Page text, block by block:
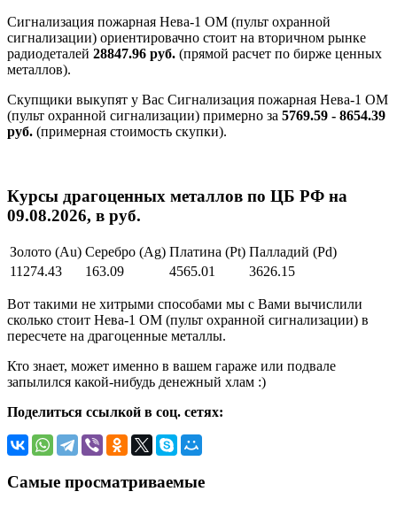
Сигнализация пожарная Нева-1 ОМ (пульт охранной
сигнализации) ориентировачно стоит на вторичном рынке
радиодеталей 28847.96 руб. (прямой расчет по бирже ценных
металлов).
Скупщики выкупят у Вас Сигнализация пожарная Нева-1 ОМ
(пульт охранной сигнализации) примерно за 5769.59 - 8654.39
руб. (примерная стоимость скупки).
Курсы драгоценных металлов по ЦБ РФ на
09.08.2026, в руб.
Золото (Au) Серебро (Ag) Платина (Pt) Палладий (Pd)
11274.43
163.09 4565.01 3626.15
Вот такими не хитрыми способами мы с Вами вычислили
сколько стоит Нева-1 ОМ (пульт охранной сигнализации) в
пересчете на драгоценные металлы.
Кто знает, может именно в вашем гараже или подвале
запылился какой-нибудь денежный хлам :)
Поделиться ссылкой в соц. сетях:
Самые просматриваемые